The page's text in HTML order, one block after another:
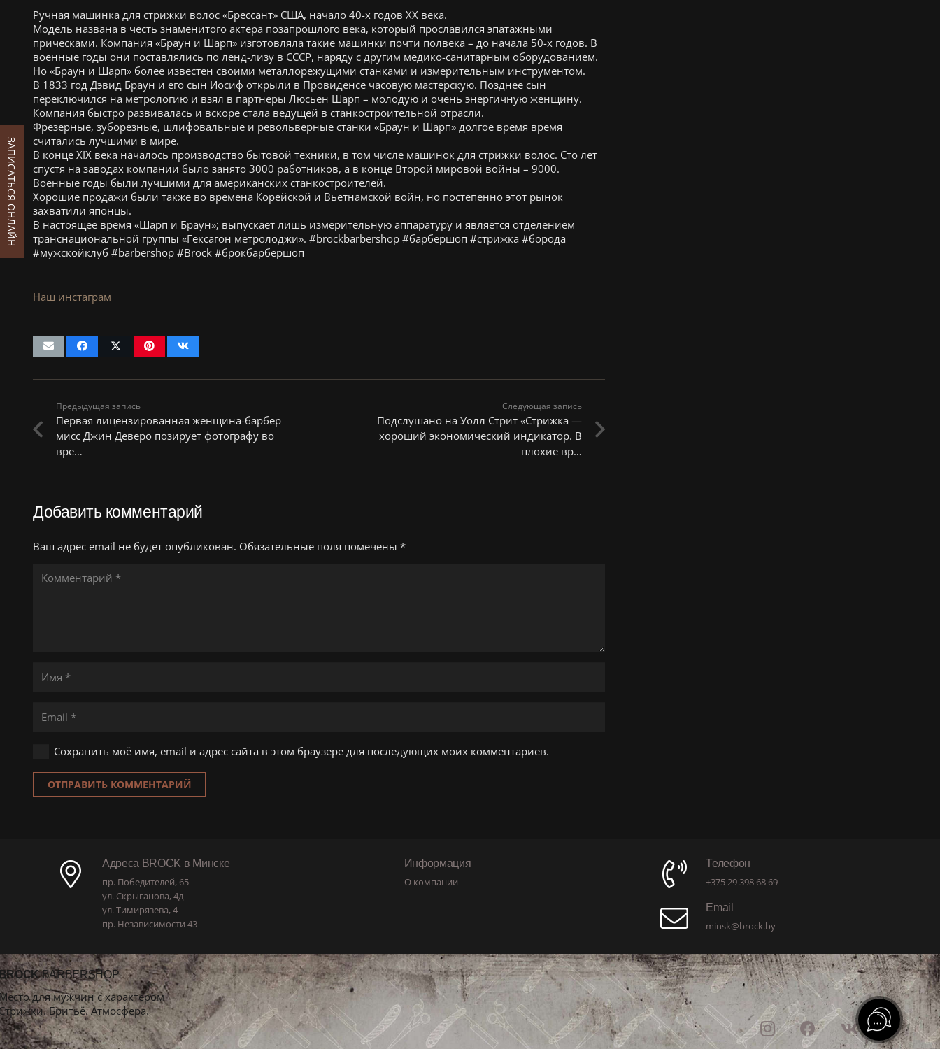
Ручная машинка для стрижки волос «Брессант» США, начало 40-х годов ХХ века.
Модель названа в честь знаменитого актера позапрошлого века, который прославился эпатажными
прическами. Компания «Браун и Шарп» изготовляла такие машинки почти полвека – до начала 50-х годов. В
военные годы они поставлялись по ленд-лизу в СССР, наряду с другим медико-санитарным оборудованием.
Но «Браун и Шарп» более известен своими металлорежущими станками и измерительным инструментом.
В 1833 год Дэвид Браун и его сын Иосиф открыли в Провиденсе часовую мастерскую. Позднее сын
переключился на метрологию и взял в партнеры Люсьен Шарп – молодую и очень энергичную женщину.
Компания быстро развивалась и вскоре стала ведущей в станкостроительной отрасли.
Фрезерные, зуборезные, шлифовальные и револьверные станки «Браун и Шарп» долгое время время
считались лучшими в мире.
В конце ХIХ века началось производство бытовой техники, в том числе машинок для стрижки волос. Сто лет
спустя на заводах компании было занято 3000 работников, а в конце Второй мировой войны – 9000.
Военные годы были лучшими для американских станкостроителей.
Хорошие продажи были также во времена Корейской и Вьетнамской войн, но постепенно этот рынок
захватили японцы.
В настоящее время «Шарп и Браун»; выпускает лишь измерительную аппаратуру и является отделением
транснациональной группы «Гексагон метролоджи». #brockbarbershop #барбершоп #стрижка #борода
#мужскойклуб #barbershop #Brock #брокбарбершоп
Наш инстаграм
Предыдущая запись
Первая лицензированная женщина-барбер
мисс Джин Деверо позирует фотографу во
вре…
Следующая запись
Подслушано на Уолл Стрит «Стрижка —
хороший экономический индикатор. В
плохие вр…
Добавить комментарий
Ваш адрес email не будет опубликован. Обязательные поля помечены *
Сохранить моё имя, email и адрес сайта в этом браузере для последующих моих комментариев.
ОТПРАВИТЬ КОММЕНТАРИЙ
Адреса BROCK в Минске
пр. Победителей, 65
ул. Скрыганова, 4д
ул. Тимирязева, 4
пр. Независимости 43
Информация
О компании
Телефон
+375 29 398 68 69
Email
minsk@brock.by
ЗАПИСАТЬСЯ ОНЛАЙН
BARBERSHOP
для мужчин с характером
Бритьё. Атмосфера.